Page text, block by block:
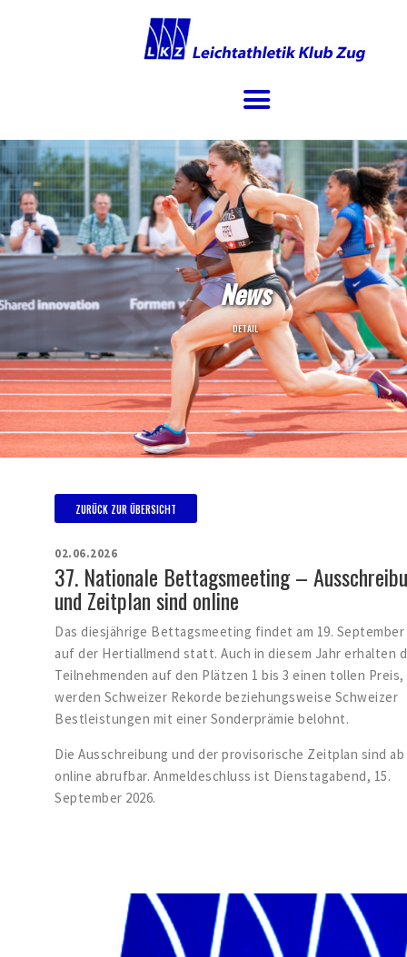
STARTSEITE
VEREIN
TRAINING
EVENTS
100ER KLUB
KONTAKT
News
DETAIL
ZURÜCK ZUR ÜBERSICHT
02.06.2026
37. Nationale Bettagsmeeting –
und Zeitplan sind online
Das diesjährige Bettagsmeeting findet am 19. September
auf der Hertiallmend statt. Auch in diesem Jahr erhalten
Teilnehmenden auf den Plätzen 1 bis 3 einen tollen Preis,
werden Schweizer Rekorde beziehungsweise Schweizer
Bestleistungen mit einer Sonderprämie belohnt.
Die Ausschreibung und der provisorische Zeitplan sind
online abrufbar. Anmeldeschluss ist Dienstagabend, 15.
September 2026.